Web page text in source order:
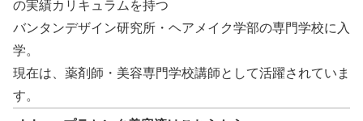
の実績カリキュラムを持つ
バンタンデザイン研究所・ヘアメイク学部の専門学校に入
学。
現在は、薬剤師・美容専門学校講師として活躍されていま
す。